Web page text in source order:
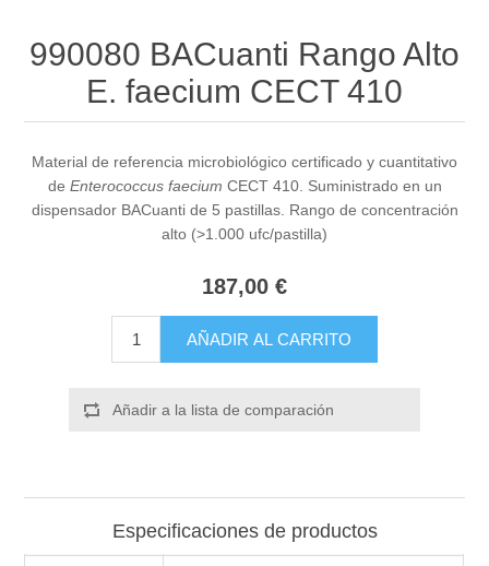
990080 BACuanti Rango Alto
E. faecium CECT 410
Material de referencia microbiológico certificado y cuantitativo
de Enterococcus faecium CECT 410. Suministrado en un
dispensador BACuanti de 5 pastillas. Rango de concentración
alto (>1.000 ufc/pastilla)
187,00 €
AÑADIR AL CARRITO
Añadir a la lista de comparación
Especificaciones de productos